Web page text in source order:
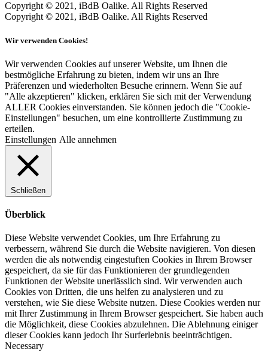
Copyright © 2021, iBdB Oalike. All Rights Reserved
Copyright © 2021, iBdB Oalike. All Rights Reserved
Wir verwenden Cookies!
Wir verwenden Cookies auf unserer Website, um Ihnen die
bestmögliche Erfahrung zu bieten, indem wir uns an Ihre
Präferenzen und wiederholten Besuche erinnern. Wenn Sie auf
"Alle akzeptieren" klicken, erklären Sie sich mit der Verwendung
ALLER Cookies einverstanden. Sie können jedoch die "Cookie-
Einstellungen" besuchen, um eine kontrollierte Zustimmung zu
erteilen.
Einstellungen Alle annehmen
Schließen
Überblick
Diese Website verwendet Cookies, um Ihre Erfahrung zu
verbessern, während Sie durch die Website navigieren. Von diesen
werden die als notwendig eingestuften Cookies in Ihrem Browser
gespeichert, da sie für das Funktionieren der grundlegenden
Funktionen der Website unerlässlich sind. Wir verwenden auch
Cookies von Dritten, die uns helfen zu analysieren und zu
verstehen, wie Sie diese Website nutzen. Diese Cookies werden nur
mit Ihrer Zustimmung in Ihrem Browser gespeichert. Sie haben auch
die Möglichkeit, diese Cookies abzulehnen. Die Ablehnung einiger
dieser Cookies kann jedoch Ihr Surferlebnis beeinträchtigen.
Necessary